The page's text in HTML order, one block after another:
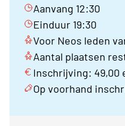
Aanvang 12:30
Einduur 19:30
Voor Neos leden
Aantal plaatsen
Inschrijving: 49,00
Op voorhand